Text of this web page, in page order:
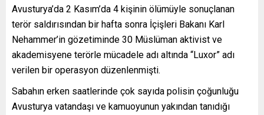
Avusturya’da 2 Kasım’da 4 kişinin ölümüyle sonuçlanan
terör saldırısından bir hafta sonra İçişleri Bakanı Karl
Nehammer’in gözetiminde 30 Müslüman aktivist ve
akademisyene terörle mücadele adı altında “Luxor” adı
verilen bir operasyon düzenlenmişti.
Sabahın erken saatlerinde çok sayıda polisin çoğunluğu
Avusturya vatandaşı ve kamuoyunun yakından tanıdığı